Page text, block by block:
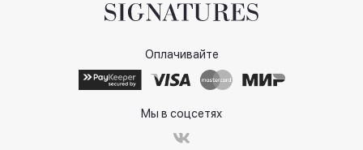
Оплачивайте
Мы в соцсетях